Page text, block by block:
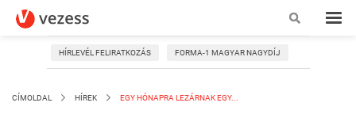
HÍRLEVÉL FELIRATKOZÁS FORMA-1 MAGYAR NAGYDÍJ
CÍMOLDAL HÍREK EGY HÓNAPRA LEZÁRNAK EGY...